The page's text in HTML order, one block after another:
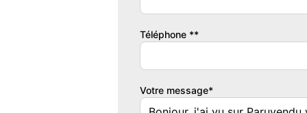
Téléphone **
Votre message*